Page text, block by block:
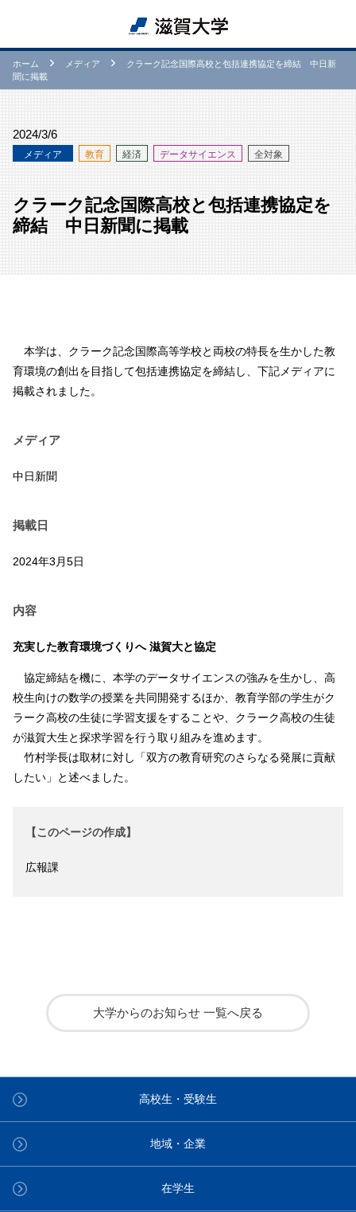
ホーム メディア
クラーク記念国際高校と包括連携協定を締結 中日新
聞に掲載
2024/3/6
メディア 教育 経済 データサイエンス 全対象
クラーク記念国際高校と包括連携協定を
締結 中日新聞に掲載
本学は、クラーク記念国際高等学校と両校の特長を生かした教
育環境の創出を目指して包括連携協定を締結し、下記メディアに
掲載されました。
メディア
中日新聞
掲載日
2024年3月5日
内容
充実した教育環境づくりへ 滋賀大と協定
協定締結を機に、本学のデータサイエンスの強みを生かし、高
校生向けの数学の授業を共同開発するほか、教育学部の学生がク
ラーク高校の生徒に学習支援をすることや、クラーク高校の生徒
が滋賀大生と探求学習を行う取り組みを進めます。
竹村学長は取材に対し「双方の教育研究のさらなる発展に貢献
したい」と述べました。
【このページの作成】
広報課
大学からのお知らせ 一覧へ戻る
高校生・受験生
地域・企業
在学生